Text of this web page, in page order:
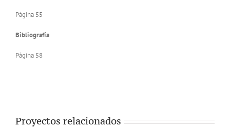
Página 55
Bibliografía
Página 58
Proyectos relacionados